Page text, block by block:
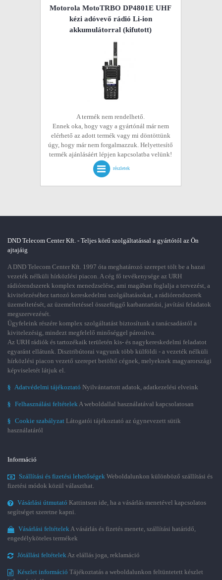
Motorola MotoTRBO DP4801E UHF
kézi adóvevő rádió Li-ion
akkumulátorral (kifutott)
A termék nem rendelhető.
Ennek oka, hogy vagy a gyártónál már nem
elérhető az adott termék vagy mi döntöttünk
úgy, hogy már nem forgalmazzuk. Helyettesítő
termék ajánlásáért lépjen kapcsolatba velünk!
részletek
DND Telecom Center Kft. - Teljes körű szolgáltatással a gyártótól az Ön
ajtajáig
A DND Telecom Center Kft. 1997 óta meghatározó szerepet tölt be a hazai
vezeték nélküli hírközlési piacon. A cég fő tevékenysége az URH
rádiórendszerek komplex menedzselése, ami magában foglalja a tervezést, a
kivitelezéséhez tartozó kereskedelmi szolgáltatásokat, a rádiórendszerek
üzemeltetését, az üzemeltetéssel összefüggő karbantartási, javítási feladatok
megszervezését.
Ügyfeleink részére komplex szolgáltatást biztosítunk a tanácsadástól a
kivitelezésig, mindezt megfelelő minőséggel párosítva.
Az URH rádiók és tartozékaik területén kis- és nagykereskedelmi feladatot
egyaránt ellátunk. Disztribútorai vagyunk több külföldi - a vezeték nélküli
hírközlési piacon vezető szerepet betöltő cégnek, melyeknek magyarországi
képviseletét látjuk el.
§ Adatvédelmi tájékoztató Nyilvántartott adatok, adatkezelési elveink
§ Felhasználási feltételekA weboldallal használatával kapcsolatosan
§ Cookie szabályzat Látogatói tájékoztató az úgynevezett sütik
használatáról
Információ
Szállítási és fizetési lehetőségek Weboldalunkon különböző szállítási és
fizetési módok közül választhat.
Vásárlási útmutató Kattintson ide, ha a vásárlás menetével kapcsolatos
segítséget szeretne kapni.
Vásárlási feltételekA vásárlás és fizetés menete, szállítási határidő,
engedélyköteles termékek
Jótállási feltételekAz elállás joga, reklamáció
Készlet információ Tájékoztatás a weboldalunkon feltüntetett készlet